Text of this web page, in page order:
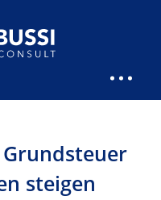
steigen